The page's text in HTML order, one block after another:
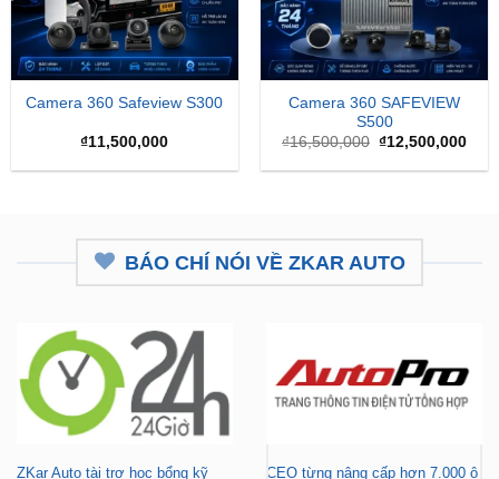
Camera 360 Safeview S300
₫11,500,000
Camera 360 SAFEVIEW
S500
₫16,500,000 Giá
là:
₫12,500,000Giá
tại
BÁO CHÍ NÓI VỀ ZKAR AUTO
ZKar Auto tài trợ học bổng kỹ
CEO từng nâng cấp hơn 7.000 ô